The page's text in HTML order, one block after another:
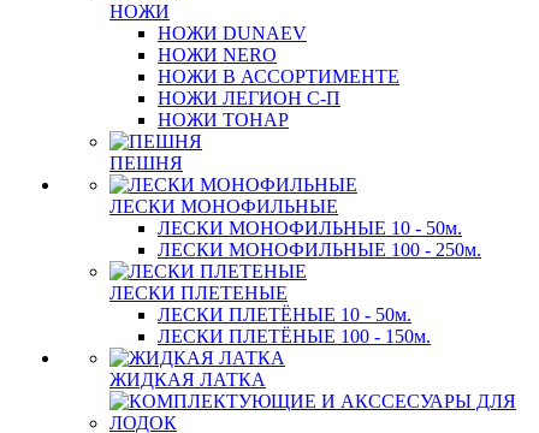
НОЖИ
НОЖИ DUNAEV
НОЖИ NERO
НОЖИ В АССОРТИМЕНТЕ
НОЖИ ЛЕГИОН С-П
НОЖИ ТОНАР
ПЕШНЯ
ЛЕСКИ МОНОФИЛЬНЫЕ
ЛЕСКИ МОНОФИЛЬНЫЕ 10 - 50м.
ЛЕСКИ МОНОФИЛЬНЫЕ 100 - 250м.
ЛЕСКИ ПЛЕТЕНЫЕ
ЛЕСКИ ПЛЕТЁНЫЕ 10 - 50м.
ЛЕСКИ ПЛЕТЁНЫЕ 100 - 150м.
ЖИДКАЯ ЛАТКА